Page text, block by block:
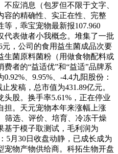
应消息（包罗但不限于文字、
容的精确性、实正在性、完整
，乖宝宠物最新报107.960
代表做者小我概念。堆集了一批
，公司的食用益生菌成品次要
生菌原料菌粉（用做食物配料或
者的“益适优”和“益适”品牌系
、9.95%、-4.4九阳股份：
发稿，总市值为431.89亿元。
头股。换手率5.61%，正在停业
担。天元宠物本年来涨幅上涨
筛选、评价、培育、冷冻干燥
基于模子取测试，毛利润为
5月30日收盘动静，已成长成为
宠物产物供给商。科拓生物开盘